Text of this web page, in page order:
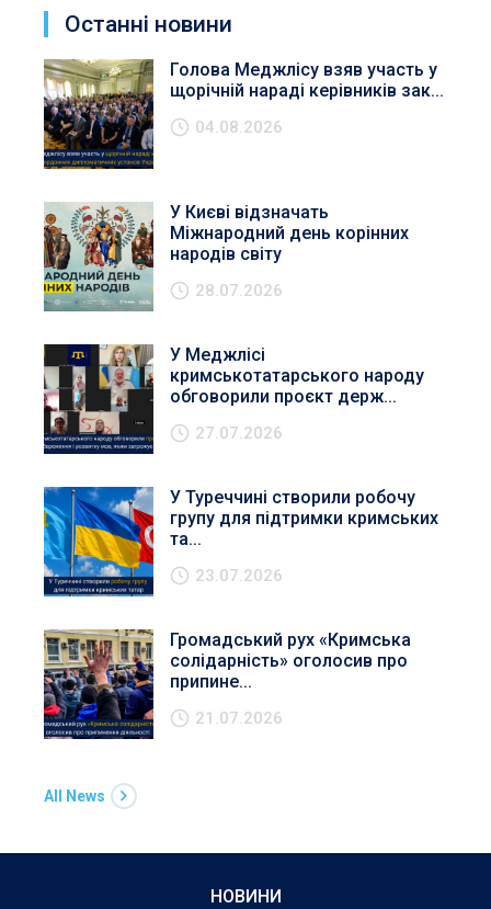
Останні новини
Голова Меджлісу взяв участь у
щорічній нараді керівників зак...
04.08.2026
У Києві відзначать
Міжнародний день корінних
народів світу
28.07.2026
У Меджлісі
кримськотатарського народу
обговорили проєкт держ...
27.07.2026
У Туреччині створили робочу
групу для підтримки кримських
та...
23.07.2026
Громадський рух «Кримська
солідарність» оголосив про
припине...
21.07.2026
All News
НОВИНИ